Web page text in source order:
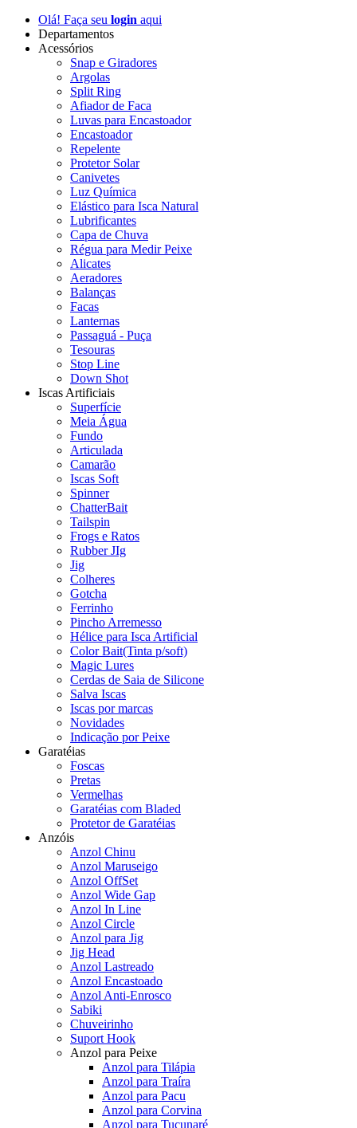
Olá! Faça seu login aqui
Departamentos
Acessórios
Snap e Giradores
Argolas
Split Ring
Afiador de Faca
Luvas para Encastoador
Encastoador
Repelente
Protetor Solar
Canivetes
Luz Química
Elástico para Isca Natural
Lubrificantes
Capa de Chuva
Régua para Medir Peixe
Alicates
Aeradores
Balanças
Facas
Lanternas
Passaguá - Puça
Tesouras
Stop Line
Down Shot
Iscas Artificiais
Superfície
Meia Água
Fundo
Articulada
Camarão
Iscas Soft
Spinner
ChatterBait
Tailspin
Frogs e Ratos
Rubber JIg
Jig
Colheres
Gotcha
Ferrinho
Pincho Arremesso
Hélice para Isca Artificial
Color Bait(Tinta p/soft)
Magic Lures
Cerdas de Saia de Silicone
Salva Iscas
Iscas por marcas
Novidades
Indicação por Peixe
Garatéias
Foscas
Pretas
Vermelhas
Garatéias com Bladed
Protetor de Garatéias
Anzóis
Anzol Chinu
Anzol Maruseigo
Anzol OffSet
Anzol Wide Gap
Anzol In Line
Anzol Circle
Anzol para Jig
Jig Head
Anzol Lastreado
Anzol Encastoado
Anzol Anti-Enrosco
Sabiki
Chuveirinho
Suport Hook
Anzol para Peixe
Anzol para Tilápia
Anzol para Traíra
Anzol para Pacu
Anzol para Corvina
Anzol para Tucunaré